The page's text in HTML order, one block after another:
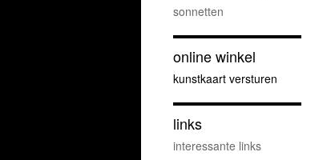
sonnetten
online winkel
kunstkaart versturen
links
interessante links